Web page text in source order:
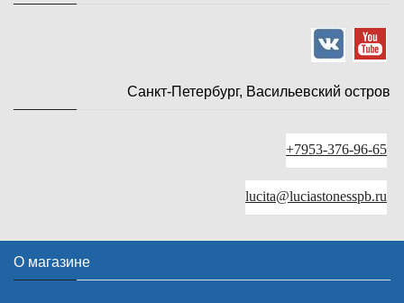
Санкт-Петербург, Васильевский остров
+7953-376-96-65
lucita@luciastonesspb.ru
О магазине